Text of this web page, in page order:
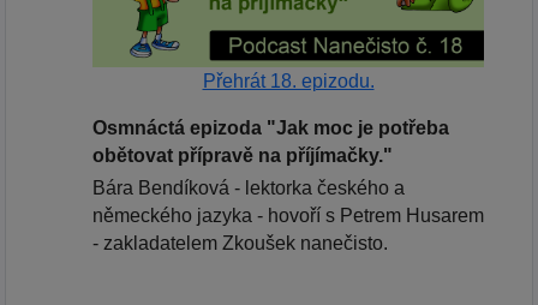
Přehrát 18. epizodu.
Osmnáctá epizoda "Jak moc je potřeba
obětovat přípravě na příjímačky."
Bára Bendíková - lektorka českého a
německého jazyka - hovoří s Petrem Husarem
- zakladatelem Zkoušek nanečisto.